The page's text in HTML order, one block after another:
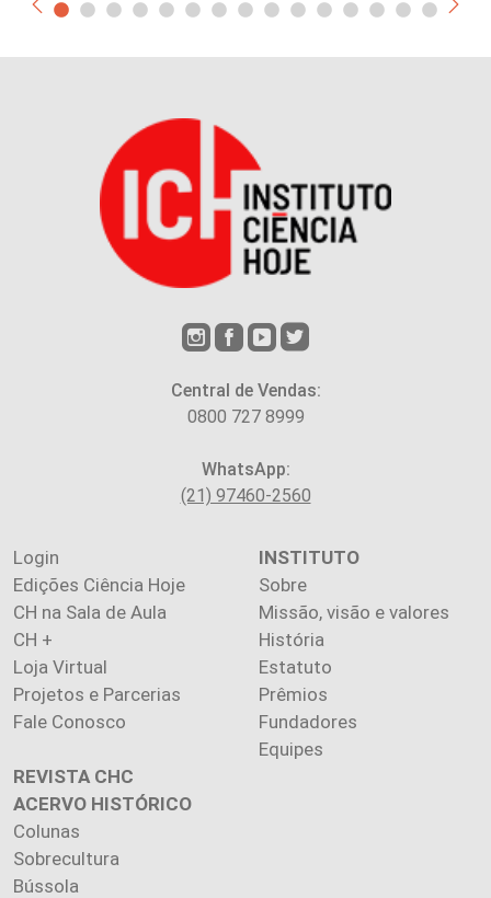
Central de Vendas:
0800 727 8999
WhatsApp:
(21) 97460-2560
Login
Edições Ciência Hoje
CH na Sala de Aula
CH +
Loja Virtual
Projetos e Parcerias
Fale Conosco
INSTITUTO
Sobre
Missão, visão e valores
História
Estatuto
Prêmios
Fundadores
Equipes
REVISTA CHC
ACERVO HISTÓRICO
Colunas
Sobrecultura
Bússola